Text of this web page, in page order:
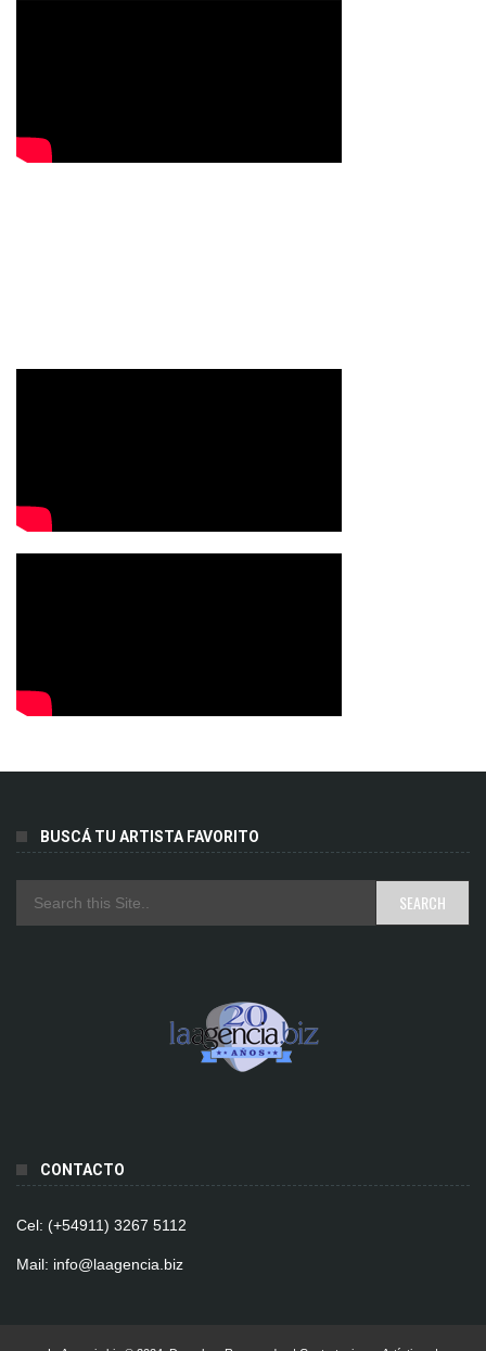
BUSCÁ TU ARTISTA FAVORITO
CONTACTO
Cel: (+54911) 3267 5112
Mail: info@laagencia.biz